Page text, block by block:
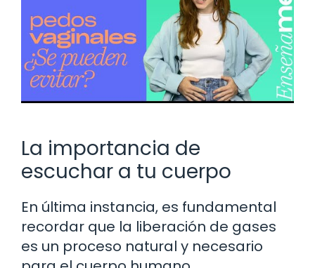
La importancia de
escuchar a tu cuerpo
En última instancia, es fundamental
recordar que la liberación de gases
es un proceso natural y necesario